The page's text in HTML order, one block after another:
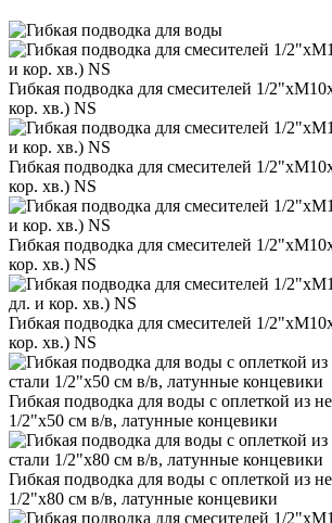
Гибкая подводка для смесителей 1/
кор. хв.) NS
Гибкая подводка для смесителей 1/
кор. хв.) NS
Гибкая подводка для смесителей 1/
кор. хв.) NS
Гибкая подводка для смесителей 1/
кор. хв.) NS
Гибкая подводка для воды с оплеткой из
1/2"х50 см в/в, латунные концевики
Гибкая подводка для воды с оплеткой из
1/2"х80 см в/в, латунные концевики